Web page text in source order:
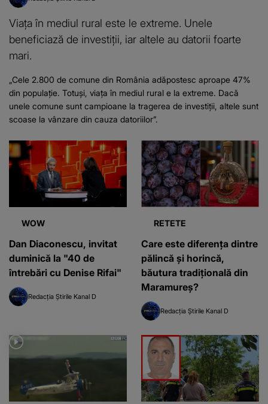
Viața în mediul rural este le extreme. Unele
beneficiază de investiții, iar altele au datorii foarte
mari.
„Cele 2.800 de comune din România adăpostesc aproape 47%
din populație. Totuși, viața în mediul rural e la extreme. Dacă
unele comune sunt campioane la tragerea de investiții, altele sunt
scoase la vânzare din cauza datoriilor”.
WOW
Dan Diaconescu, invitat
duminică la "40 de
întrebări cu Denise Rifai"
Redacția Știrile Kanal D
RETETE
Care este diferența dintre
pălincă și horincă,
băutura tradițională din
Maramureș?
Redacția Știrile Kanal D